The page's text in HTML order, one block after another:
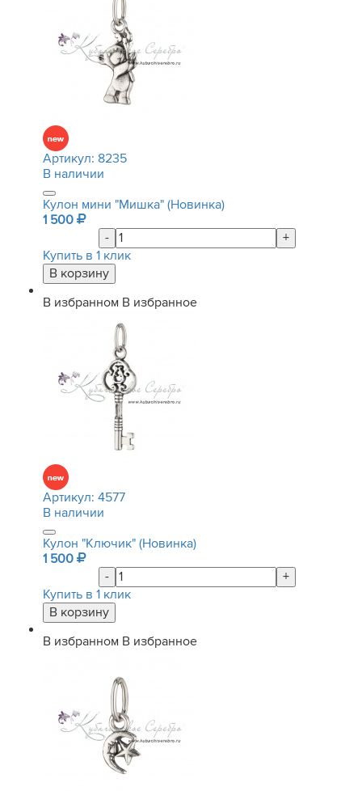
Артикул: 8235
В наличии
Кулон мини "Мишка" (Новинка)
1 500
-
+
Купить в 1 клик
В избранном В избранное
Артикул: 4577
В наличии
Кулон "Ключик" (Новинка)
1 500
-
+
Купить в 1 клик
В избранном В избранное